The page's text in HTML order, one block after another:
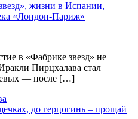
жизни в Испании,
«Лондон-Париж»
в «Фабрике звезд» не
Пирцхалава стал
— после […]
до герцогинь – прощай